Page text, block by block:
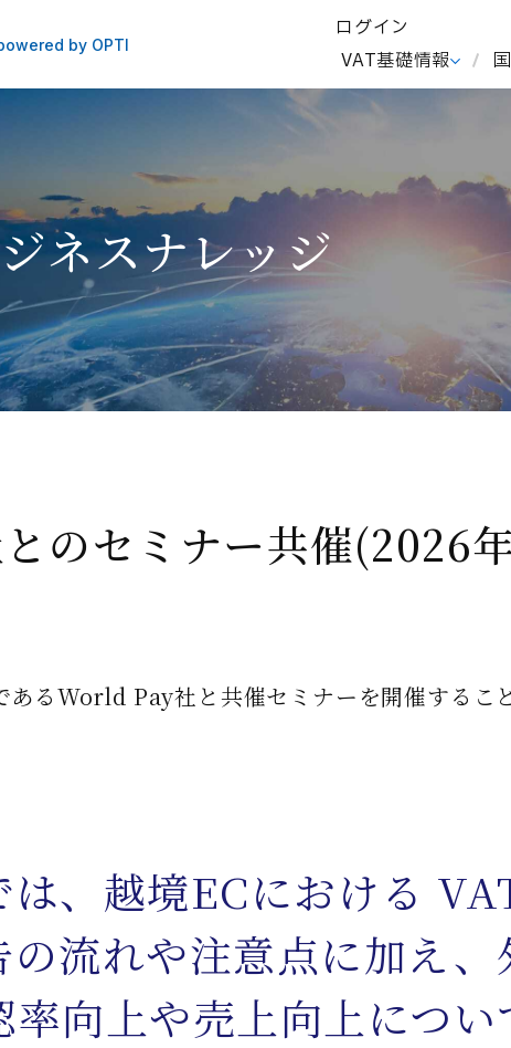
by OPTI
VAT基礎情報
ログイン
ネスナレッジ
のセミナー共催(2026年
るWorld Pay社と共催セミナーを開催するこ
、越境ECにおける
の流れや注意点に加え
向上や売上向上につ